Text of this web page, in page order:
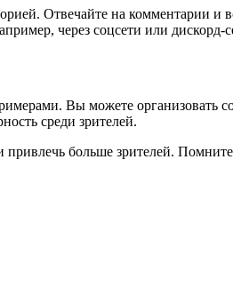
Отвечайте на комментарии и
через соцсети или дискорд-
Вы можете организовать
среди зрителей.
больше зрителей.